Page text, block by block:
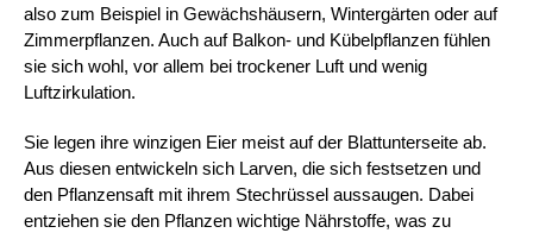
also zum Beispiel in Gewächshäusern, Wintergärten oder auf
Zimmerpflanzen. Auch auf Balkon- und Kübelpflanzen fühlen
sie sich wohl, vor allem bei trockener Luft und wenig
Luftzirkulation.
Sie legen ihre winzigen Eier meist auf der Blattunterseite ab.
Aus diesen entwickeln sich Larven, die sich festsetzen und
den Pflanzensaft mit ihrem Stechrüssel aussaugen. Dabei
entziehen sie den Pflanzen wichtige Nährstoffe, was zu